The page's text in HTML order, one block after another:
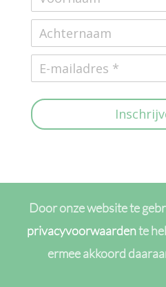
Door onze website te
privacyvoorwaardente
ermee akkoord